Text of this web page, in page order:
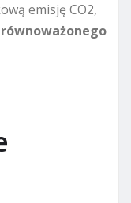
emisję CO2,